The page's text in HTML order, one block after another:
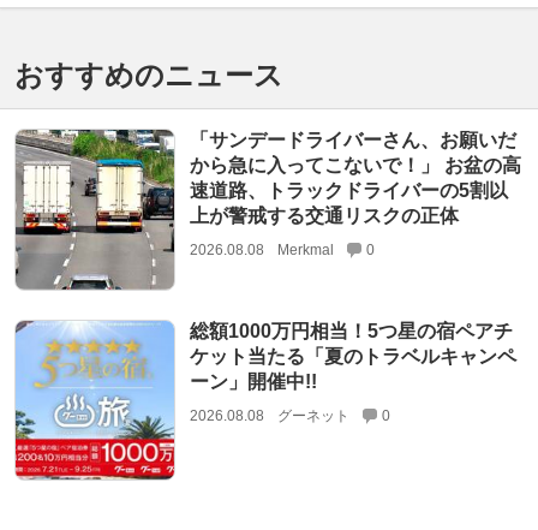
おすすめのニュース
「サンデードライバーさん、お願いだ
から急に入ってこないで！」 お盆の高
速道路、トラックドライバーの5割以
上が警戒する交通リスクの正体
2026.08.08 Merkmal 0
総額1000万円相当！5つ星の宿ペアチ
ケット当たる「夏のトラベルキャンペ
ーン」開催中!!
2026.08.08 グーネット 0